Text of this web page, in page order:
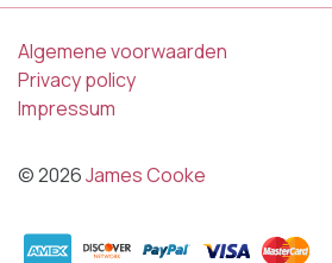
Algemene voorwaarden
Privacy policy
Impressum
© 2026James Cooke